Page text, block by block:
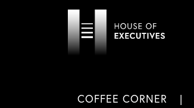
COFFEE CORNER